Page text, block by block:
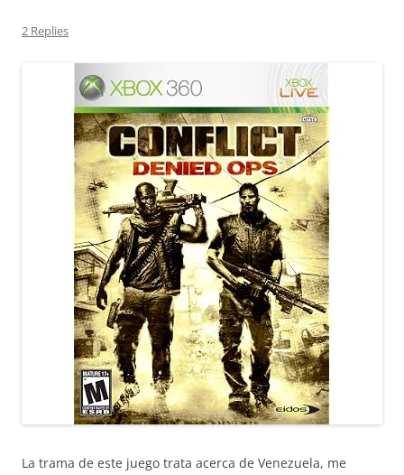
2 Replies
La trama de este juego trata acerca de Venezuela, me